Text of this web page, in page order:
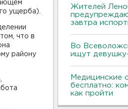
ущерба).
что в
району
Жителей
завтра
Во
ищут
Медицинские
бесплатно:
как пройти